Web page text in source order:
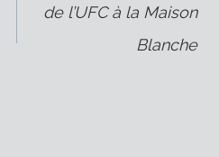
de l’UFC à la Maison
Blanche